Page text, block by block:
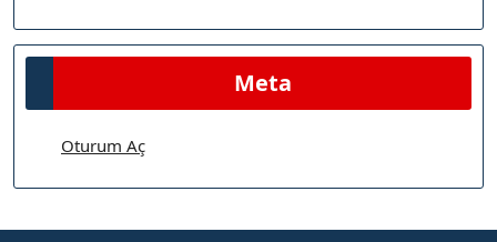
Meta
Oturum Aç